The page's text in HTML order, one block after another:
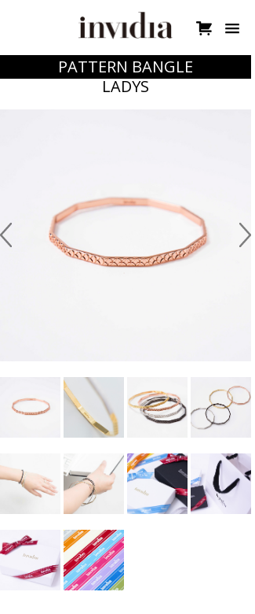

PATTERN BANGLE
LADYS